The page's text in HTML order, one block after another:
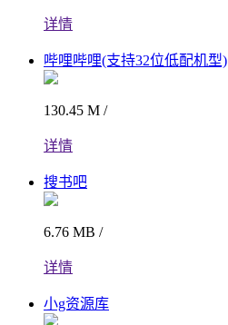
详情
哔哩哔哩(支持32位低配机型)
130.45 M /
详情
搜书吧
6.76 MB /
详情
小g资源库